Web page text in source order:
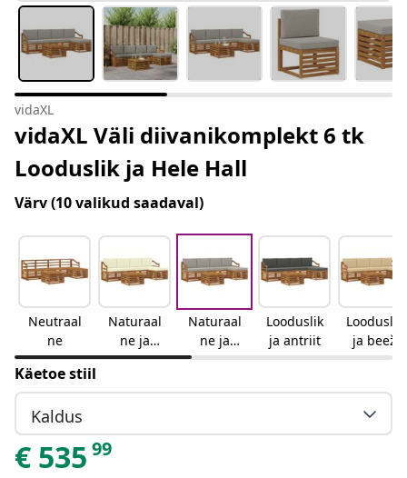
vidaXL
vidaXL Väli diivanikomplekt 6 tk
Looduslik ja Hele Hall
Värv(10 valikud saadaval)
Neutraal
ne
Naturaal
ne ja
kreemjas
Naturaal
ne ja
helehall
Looduslik
ja antriit
Looduslik
ja beež
Käetoe stiil
Kaldus
€ 535 99